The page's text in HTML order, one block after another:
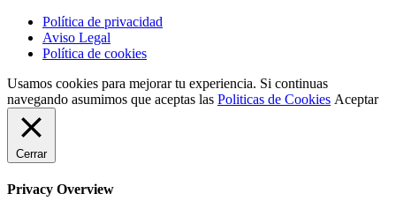
Política de privacidad
Aviso Legal
Política de cookies
Usamos cookies para mejorar tu experiencia. Si continuas
navegando asumimos que aceptas las Politicas de Cookies Aceptar
Cerrar
Privacy Overview